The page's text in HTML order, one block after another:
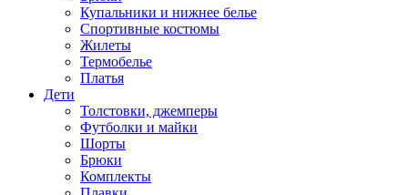
Купальники и нижнее белье
Спортивные костюмы
Жилеты
Термобелье
Платья
Дети
Толстовки, джемперы
Футболки и майки
Шорты
Брюки
Комплекты